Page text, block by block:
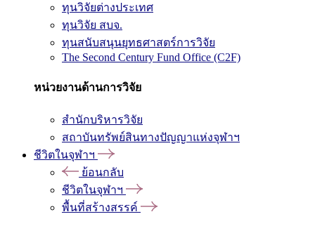
ทุนวิจัยต่างประเทศ
ทุนวิจัย สบจ.
ทุนสนับสนุนยุทธศาสตร์การวิจัย
The Second Century Fund Office (C2F)
หน่วยงานด้านการวิจัย
สำนักบริหารวิจัย
สถาบันทรัพย์สินทางปัญญาแห่งจุฬาฯ
ชีวิตในจุฬาฯ
ย้อนกลับ
ชีวิตในจุฬาฯ
พื้นที่สร้างสรรค์